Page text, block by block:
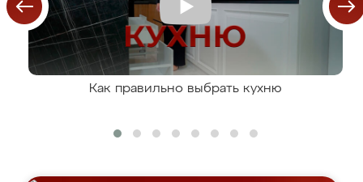
Как правильно выбрать кухню